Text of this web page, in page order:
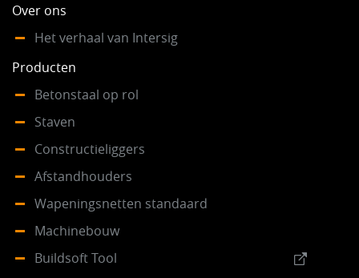
Over ons
Het verhaal van Intersig
Producten
Betonstaal op rol
Staven
Constructieliggers
Afstandhouders
Wapeningsnetten standaard
Machinebouw
Buildsoft Tool